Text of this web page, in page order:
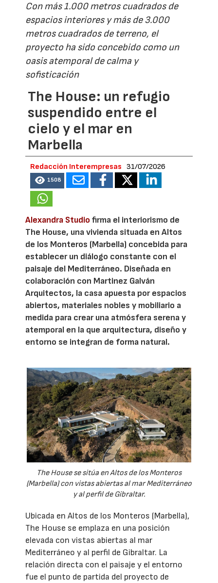
Con más 1.000 metros cuadrados de
espacios interiores y más de 3.000
metros cuadrados de terreno, el
proyecto ha sido concebido como un
oasis atemporal de calma y
sofisticación
The House: un refugio
suspendido entre el
cielo y el mar en
Marbella
Redacción Interempresas 31/07/2026
1508
Alexandra Studio firma el interiorismo de
The House, una vivienda situada en Altos
de los Monteros (Marbella) concebida para
establecer un diálogo constante con el
paisaje del Mediterráneo. Diseñada en
colaboración con Martinez Galván
Arquitectos, la casa apuesta por espacios
abiertos, materiales nobles y mobiliario a
medida para crear una atmósfera serena y
atemporal en la que arquitectura, diseño y
entorno se integran de forma natural.
The House se sitúa en Altos de los Monteros
(Marbella) con vistas abiertas al mar Mediterráneo
y al perfil de Gibraltar.
Ubicada en Altos de los Monteros (Marbella),
The House se emplaza en una posición
elevada con vistas abiertas al mar
Mediterráneo y al perfil de Gibraltar. La
relación directa con el paisaje y el entorno
fue el punto de partida del proyecto de